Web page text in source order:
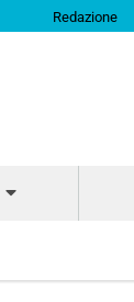
Redazione